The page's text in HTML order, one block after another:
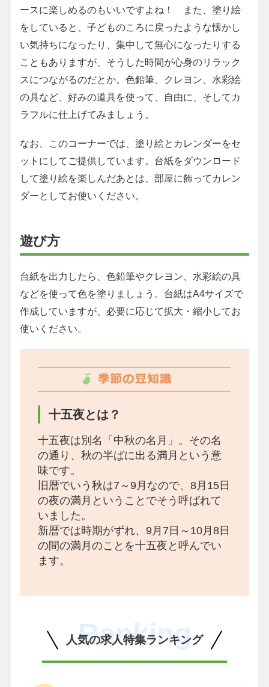
ースに楽しめるのもいいですよね！ また、塗り絵
をしていると、子どものころに戻ったような懐かし
い気持ちになったり、集中して無心になったりする
こともありますが、そうした時間が心身のリラック
スにつながるのだとか。色鉛筆、クレヨン、水彩絵
の具など、好みの道具を使って、自由に、そしてカ
ラフルに仕上げてみましょう。
なお、このコーナーでは、塗り絵とカレンダーをセ
ットにしてご提供しています。台紙をダウンロード
して塗り絵を楽しんだあとは、部屋に飾ってカレン
ダーとしてお使いください。
遊び方
台紙を出力したら、色鉛筆やクレヨン、水彩絵の具
などを使って色を塗りましょう。台紙はA4サイズで
作成していますが、必要に応じて拡大・縮小してお
使いください。
十五夜とは？
十五夜は別名「中秋の名月」。その名
の通り、秋の半ばに出る満月という意
味です。
旧暦でいう秋は7～9月なので、8月15日
の夜の満月ということでそう呼ばれて
いました。
新暦では時期がずれ、9月7日～10月8日
の間の満月のことを十五夜と呼んでい
ます。
人気の求人特集ランキング
Ranking